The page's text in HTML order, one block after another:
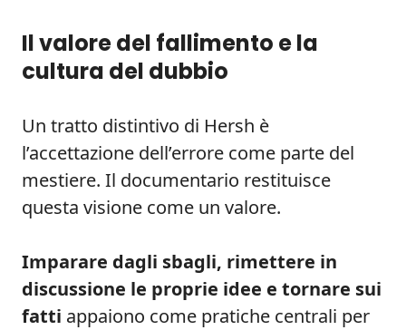
Il valore del fallimento e la
cultura del dubbio
Un tratto distintivo di Hersh è
l’accettazione dell’errore come parte del
mestiere. Il documentario restituisce
questa visione come un valore.
Imparare dagli sbagli, rimettere in
discussione le proprie idee e tornare sui
fatti appaiono come pratiche centrali per